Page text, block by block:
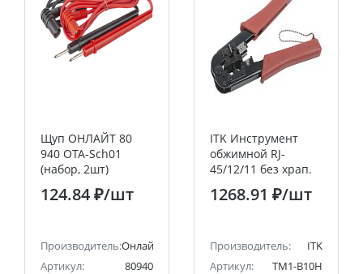
Щуп ОНЛАЙТ 80
940 OTA-Sch01
(набор, 2шт)
124.84 ₽/шт
Производитель:Онлайт
Артикул:
80940
ITK Инструмент
обжимной RJ-
45/12/11 без храп.
1268.91 ₽/шт
Производитель:
ITK
Артикул:
TM1-B10H